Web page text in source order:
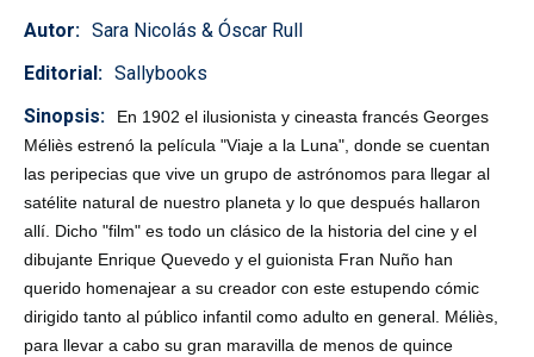
Autor
Sara Nicolás & Óscar Rull
Editorial
Sallybooks
Sinopsis
En 1902 el ilusionista y cineasta francés Georges
Méliès estrenó la película "Viaje a la Luna", donde se cuentan
las peripecias que vive un grupo de astrónomos para llegar al
satélite natural de nuestro planeta y lo que después hallaron
allí. Dicho "film" es todo un clásico de la historia del cine y el
dibujante Enrique Quevedo y el guionista Fran Nuño han
querido homenajear a su creador con este estupendo cómic
dirigido tanto al público infantil como adulto en general. Méliès,
para llevar a cabo su gran maravilla de menos de quince